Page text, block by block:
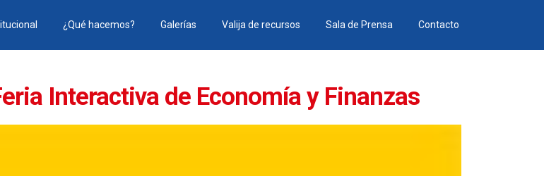
¿Qué hacemos? Galerías Valija de recursos Sala de Prensa Contacto
Interactiva de Economía y Finanzas